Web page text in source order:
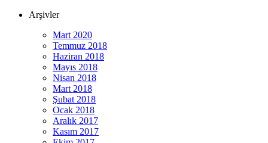
Arşivler
Mart 2020
Temmuz 2018
Haziran 2018
Mayıs 2018
Nisan 2018
Mart 2018
Şubat 2018
Ocak 2018
Aralık 2017
Kasım 2017